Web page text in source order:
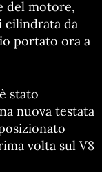
del motore,
cilindrata da
portato ora a
stato
nuova testata
volta sul V8